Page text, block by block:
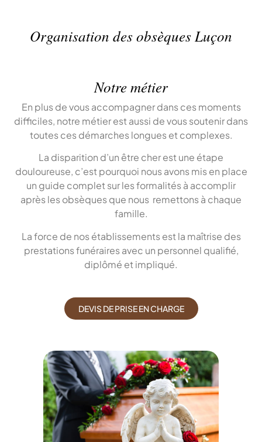
Organisation des obsèques Luçon
Notre métier
En plus de vous accompagner dans ces moments
difficiles, notre métier est aussi de vous soutenir dans
toutes ces démarches longues et complexes.
La disparition d’un être cher est une étape
douloureuse, c’est pourquoi nous avons mis en place
un guide complet sur les formalités à accomplir
après les obsèques que nous remettons à chaque
famille.
La force de nos établissements est la maîtrise des
prestations funéraires avec un personnel qualifié,
diplômé et impliqué.
DEVIS DE PRISE EN CHARGE